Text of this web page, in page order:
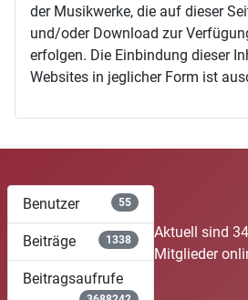
der Musikwerke, die auf dieser
und/oder Download zur
erfolgen. Die Einbindung dieser
Websites in jeglicher Form ist
Benutzer 55
Beiträge 1338
Beitragsaufrufe
Aktuell sind
Mitglieder